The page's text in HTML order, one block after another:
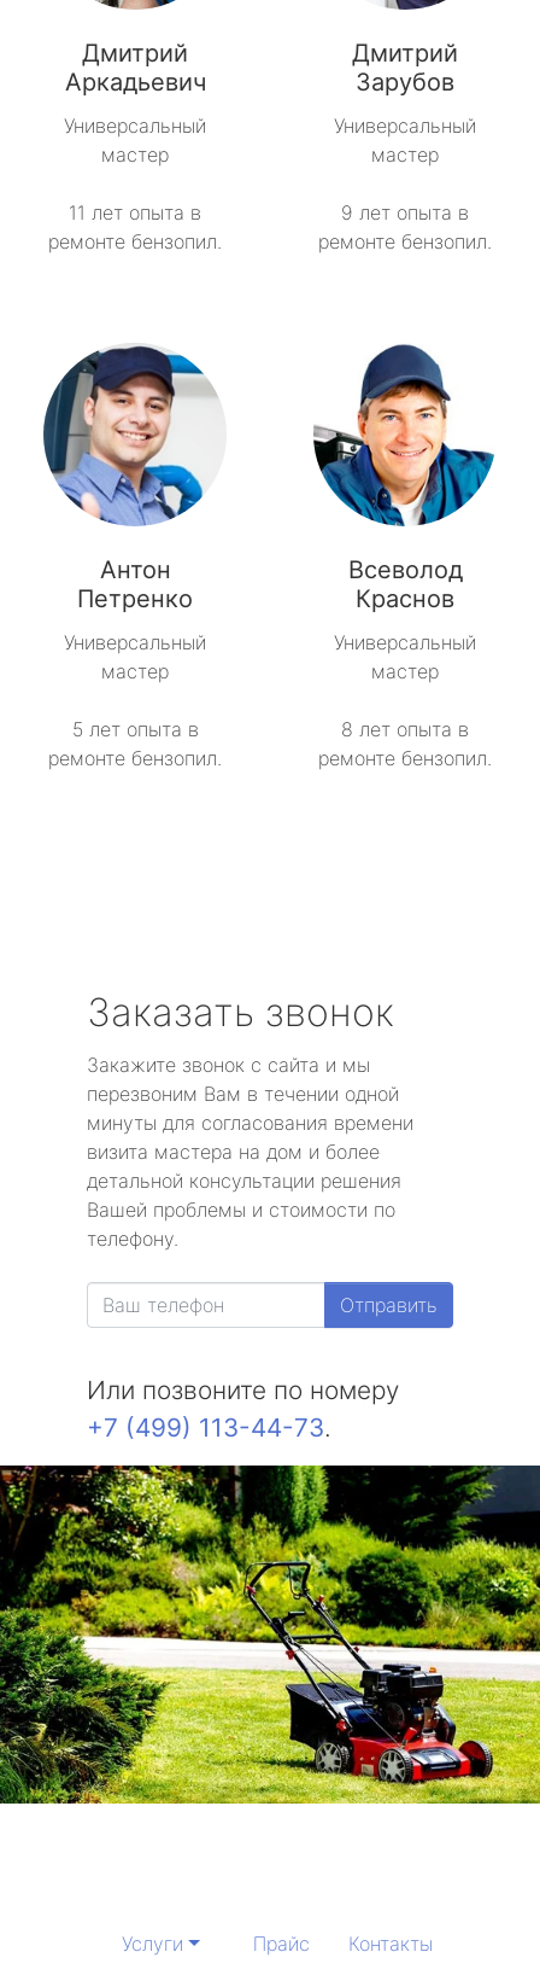
Дмитрий
Аркадьевич
Универсальный
мастер
11 лет опыта в
ремонте бензопил.
Дмитрий
Зарубов
Универсальный
мастер
9 лет опыта в
ремонте бензопил.
Антон
Петренко
Универсальный
мастер
5 лет опыта в
ремонте бензопил.
Всеволод
Краснов
Универсальный
мастер
8 лет опыта в
ремонте бензопил.
Заказать звонок
Закажите звонок с сайта и мы
перезвоним Вам в течении одной
минуты для согласования времени
визита мастера на дом и более
детальной консультации решения
Вашей проблемы и стоимости по
телефону.
Отправить
Или позвоните по номеру
+7 (499) 113-44-73.
Услуги Прайс
Контакты